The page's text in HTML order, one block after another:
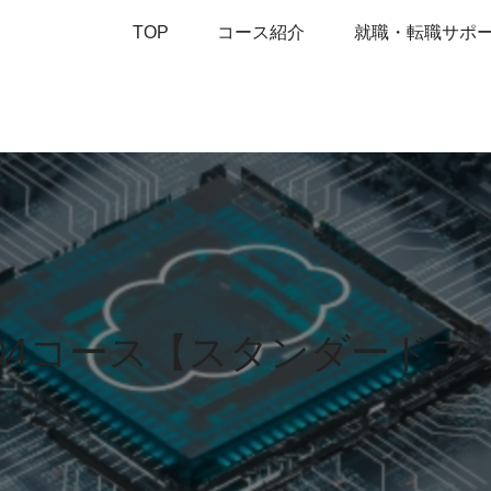
TOP コース紹介 就職・転職サポ
コース【スタンダードプ